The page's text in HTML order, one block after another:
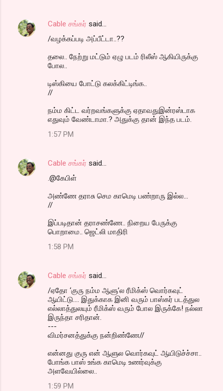
Cable சங்கர் said…
/வழக்கப்படி அப்பீட்டா..??
தலை.. நேற்று மட்டும் ஏழு படம் ரிலீஸ் ஆகியிருக்கு
போல..
டிஸ்கியை போட்டு கலக்கிட்டிங்க..
//
நம்ம கிட்ட வர்றவங்களுக்கு ஏதாவதுஇன்ரஸ்டாக
எதுவும் வேண்டாமா.? அதுக்கு தான் இந்த படம்.
1:57 PM
Cable சங்கர் said…
.@கேபிள்
அண்ணே தராசு செம காமெடி பண்றாரு இல்ல...
//
இப்படிதான் தராசண்ணே.. நிறைய பேருக்கு
பொறாமை.. ஜெட்லி மாதிரி
1:58 PM
Cable சங்கர் said…
/ஏதோ ‘குரு நம்ம ஆளு’ல ரீமிக்ஸ் வொர்கவுட்
ஆயிட்டு.... இதுக்காக இனி வரும் பாஸ்கர் படத்துல
எல்லாத்துலயும் ரீமிக்ஸ் வரும் போல இருக்கே! நல்லா
இருந்தா சரிதான்.
---
விமர்சனத்துக்கு நன்றிண்ணே//
என்னது குரு என் ஆளுல வொர்கவுட் ஆயிடுச்ச்சா..
போங்க பாஸ் உங்க காமெடி உணர்வுக்கு
அளவேயில்லை..
1:59 PM